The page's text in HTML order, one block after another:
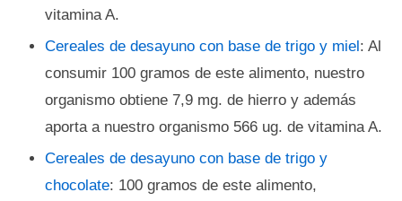
vitamina A.
Cereales de desayuno con base de trigo y miel: Al
consumir 100 gramos de este alimento, nuestro
organismo obtiene 7,9 mg. de hierro y además
aporta a nuestro organismo 566 ug. de vitamina A.
Cereales de desayuno con base de trigo y
chocolate: 100 gramos de este alimento,